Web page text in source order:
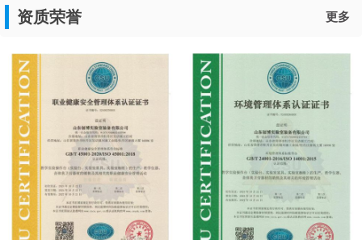
资质荣誉 更多